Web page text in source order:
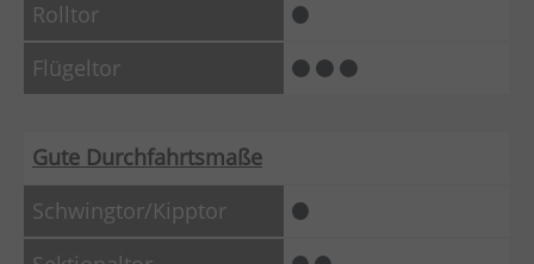
Gute Durchfahrtsmaße